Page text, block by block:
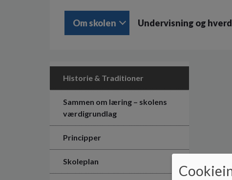
Om skolen Undervisning og
Historie & Traditioner
Sammen om læring – skolens
værdigrundlag
Principper
Skoleplan